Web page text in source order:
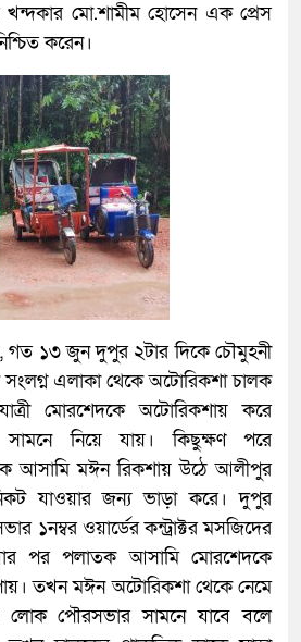
মো.শামীম হোসেন এক প্রেস
করেন।
গত ১৩ জুন দুপুর ২টার দিকে চৌমুহনী
এলাকা থেকে অটোরিকশা চালক
মোরশেদকে অটোরিকশায় করে
নিয়ে যায়। কিছুক্ষণ পরে
আসামি মঈন রিকশায় উঠে আলীপুর
যাওয়ার জন্য ভাড়া করে। দুপুর
১নম্বর ওয়ার্ডের কন্ট্রাক্টর মসজিদের
পর পলাতক আসামি মোরশেদকে
তখন মঈন অটোরিকশা থেকে নেমে
পৌরসভার সামনে যাবে বলে